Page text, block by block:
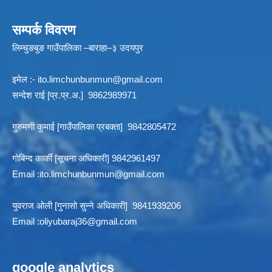
सम्पर्क विवरण
लिम्चुङबुङ गाउँपालिका –बाराहा–३ उदयपुर
इमेल :- ito.limchunbunmun@gmail.com
सन्देश राई [प्र.प्र.अ.] 9862989971
गुरुमणी कुमाई [गाउँपालिका प्रबक्ता] 9842805472
गोबिन्द कार्की [सूचना अधिकारी] 9842961497
Email :ito.limchunbunmun@gmail.com
युवराज ओली [गुनासो सुन्ने अधिकारी] 9841939206
Email :oliyubaraj36@gmail.com
google analytics